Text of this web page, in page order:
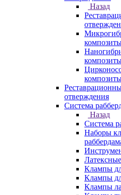
Назад
отверждения
Система
Назад
Система
Наборы
Клампы
Клампы
Клампы